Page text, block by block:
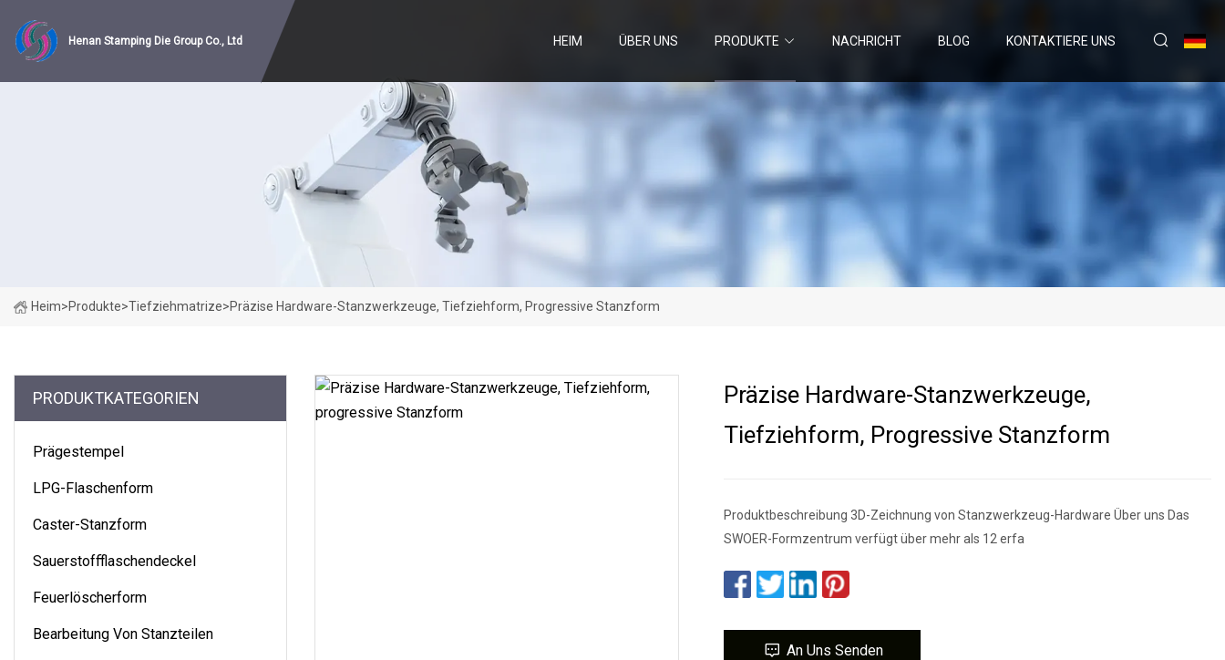
Henan Stamping Die Group Co., Ltd HEIM ÜBER UNS PRODUKTE NACHRICHT BLOG KONTAKTIERE UNS
Heim>Produkte>Tiefziehmatrize>Präzise Hardware-Stanzwerkzeuge, Tiefziehform, Progressive Stanzform
PRODUKTKATEGORIEN
Prägestempel
LPG-Flaschenform
Caster-Stanzform
Sauerstoffflaschendeckel
Feuerlöscherform
Bearbeitung Von Stanzteilen
Präzise Hardware-Stanzwerkzeuge,
Tiefziehform, Progressive Stanzform
Produktbeschreibung 3D-Zeichnung von Stanzwerkzeug-Hardware Über uns Das
SWOER-Formzentrum verfügt über mehr als 12 erfa
An Uns Senden